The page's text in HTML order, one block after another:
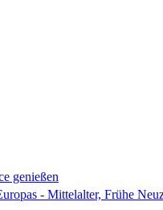
genießen
- Mittelalter, Frühe